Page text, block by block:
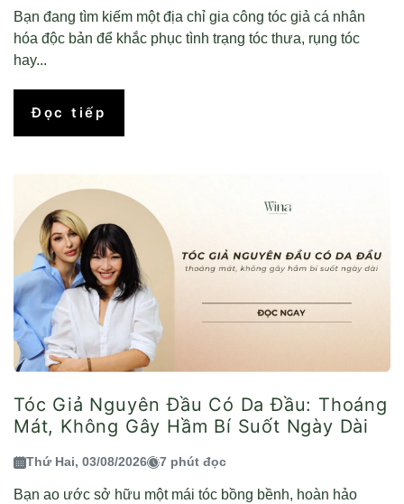
Bạn đang tìm kiếm một địa chỉ gia công tóc giả cá nhân
hóa độc bản để khắc phục tình trạng tóc thưa, rụng tóc
hay...
Đọc tiếp
Tóc Giả Nguyên Đầu Có Da Đầu: Thoáng
Mát, Không Gây Hầm Bí Suốt Ngày Dài
Thứ Hai, 03/08/2026 7 phút đọc
Bạn ao ước sở hữu một mái tóc bồng bềnh, hoàn hảo